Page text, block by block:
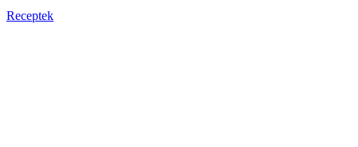
Receptek